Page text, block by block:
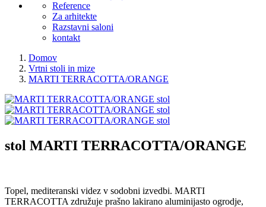
Reference
Za arhitekte
Razstavni saloni
kontakt
Domov
Vrtni stoli in mize
MARTI TERRACOTTA/ORANGE
stol MARTI TERRACOTTA/ORANGE
Topel, mediteranski videz v sodobni izvedbi. MARTI
TERRACOTTA združuje prašno lakirano aluminijasto ogrodje,